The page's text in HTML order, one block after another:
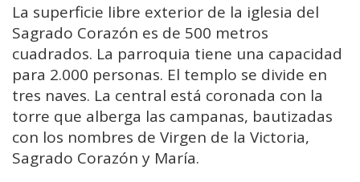
La superficie libre exterior de la iglesia del
Sagrado Corazón es de 500 metros
cuadrados. La parroquia tiene una capacidad
para 2.000 personas. El templo se divide en
tres naves. La central está coronada con la
torre que alberga las campanas, bautizadas
con los nombres de Virgen de la Victoria,
Sagrado Corazón y María.